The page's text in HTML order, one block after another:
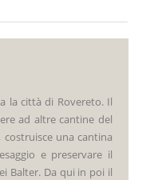
la città di Rovereto. Il
ad altre cantine del
una cantina
e preservare il
Balter. Da qui in poi il